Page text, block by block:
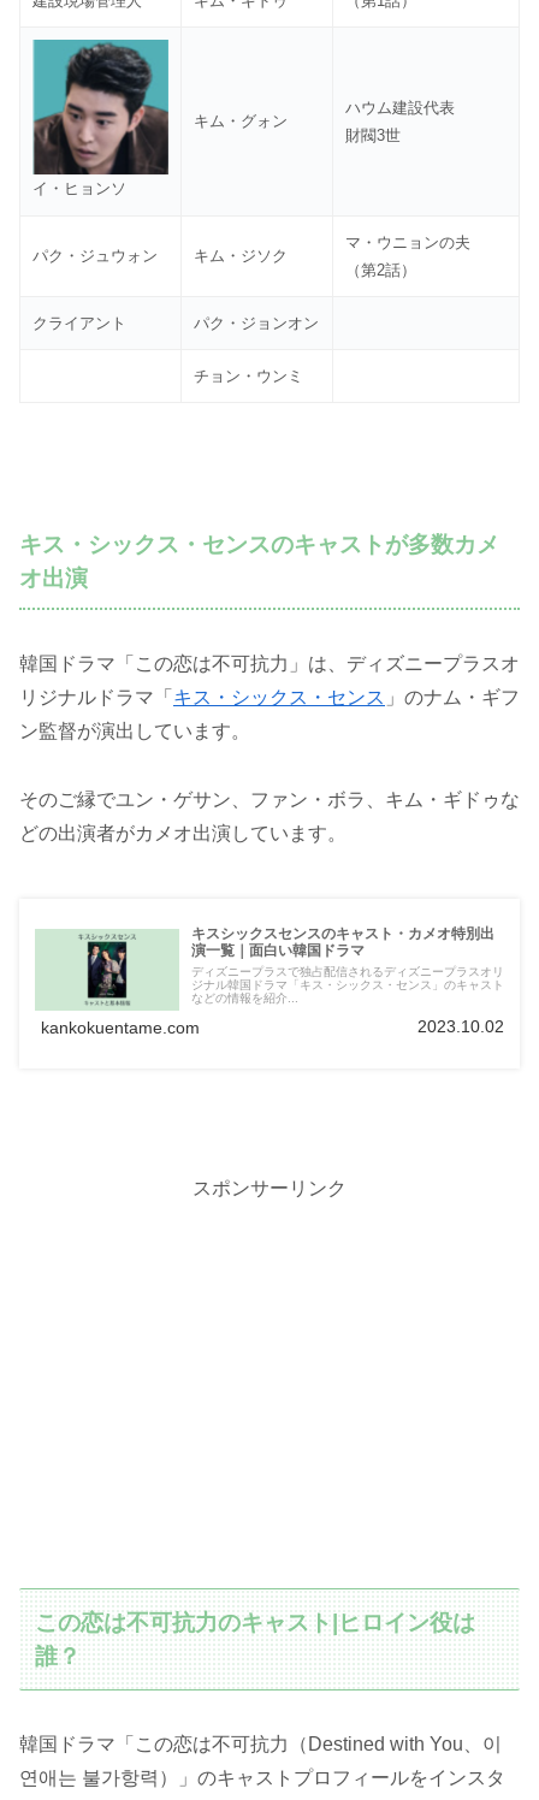
イ・ヒョンソ
キム・グォン
ハウム建設代表
財閥3世
パク・ジュウォン キム・ジソク
マ・ウニョンの夫
（第2話）
クライアント パク・ジョンオン
チョン・ウンミ
キス・シックス・センスのキャストが多数カメ
オ出演
韓国ドラマ「この恋は不可抗力」は、ディズニープラスオ
リジナルドラマ「 キス・シックス・センス 」のナム・ギフ
ン監督が演出しています。
そのご縁でユン・ゲサン、ファン・ボラ、キム・ギドゥな
どの出演者がカメオ出演しています。
キスシックスセンスのキャスト・カメオ特別出
演一覧｜面白い韓国ドラマ
ディズニープラスで独占配信されるディズニープラスオリ
ジナル韓国ドラマ「キス・シックス・センス」のキャスト
などの情報を紹介...
kankokuentame.com 2023.10.02
スポンサーリンク
この恋は不可抗力のキャスト|ヒロイン役は
誰？
韓国ドラマ「この恋は不可抗力（Destined with You、이
연애는 불가항력）」のキャストプロフィールをインスタ